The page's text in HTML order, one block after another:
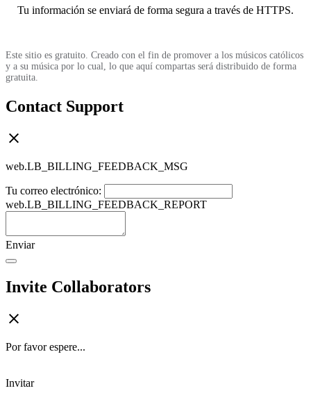
Tu información se enviará de forma segura a través de HTTPS.
Este sitio es gratuito. Creado con el fin de promover a los músicos católicos
y a su música por lo cual, lo que aquí compartas será distribuido de forma
gratuita.
Contact Support
web.LB_BILLING_FEEDBACK_MSG
Tu correo electrónico:
web.LB_BILLING_FEEDBACK_REPORT
Enviar
Invite Collaborators
Por favor espere...
Invitar